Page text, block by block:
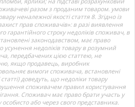
разом з проданим товаром. умови
неналежної якості стаття 8. Згідно із
прав споживачів»: в разі виявлення
гарантійного строку недоліків споживач, в
законодавством, має право
усунення недоліків товару в розумний
передбачених цією статтею, не
якщо продавець, виробник
вимоги споживача, встановлені
доведуть, що недоліки товару
споживачем правил користування
Споживач має право брати участь у
особисто або через свого представника.